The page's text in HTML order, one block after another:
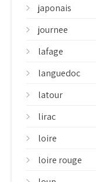
japonais
journee
lafage
languedoc
latour
lirac
loire
loire rouge